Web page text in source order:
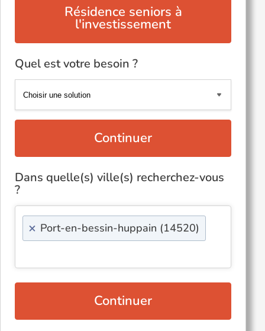
Résidence seniors à
l'investissement
Quel est votre besoin ?
Continuer
Dans quelle(s) ville(s) recherchez-vous
?
× Port-en-bessin-huppain (14520)
Continuer